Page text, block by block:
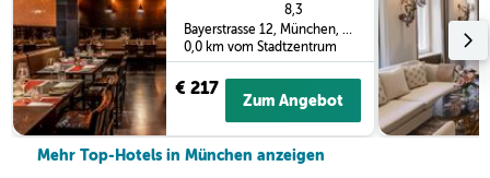
8,3
Bayerstrasse 12, München, Bayern, Deutschland
0,0 km vom Stadtzentrum
€ 217
Zum Angebot
Mehr Top-Hotels in München anzeigen